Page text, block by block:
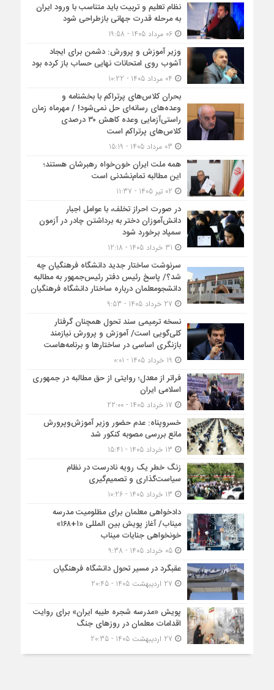
نظام تعلیم و تربیت باید متناسب با ورود ایران
به مرحله قدرت جهانی بازطراحی شود
06 مرداد 1405 - 19:58
وزیر آموزش و پرورش: دشمن برای ایجاد
آشوب روی امتحانات نهایی حساب باز کرده بود
بحران کلاس‌های پرتراکم با بخشنامه و
وعده‌های رسانه‌ای حل نمی‌شود! / مهرماه زمان
راستی‌آزمایی وعده کاهش ۳۰ درصدی
کلاس‌های پرتراکم است
همه ملت ایران خون‌خواه رهبرشان هستند؛
این مطالبه تمام‌نشدنی است
در صورت احراز تخلف، با عوامل اجبار
دانش‌آموزان دختر به برداشتن چادر در آزمون
سمپاد برخورد شود
سرنوشت ساختار جدید دانشگاه فرهنگیان چه
شد؟/ پاسخ رئیس دفتر رئیس‌جمهور به مطالبه
دانشجومعلمان درباره ساختار دانشگاه فرهنگیان
نسخه ترمیمی سند تحول همچنان گرفتار
کلی‌گویی است/ آموزش و پرورش نیازمند
بازنگری اساسی در ساختارها و برنامه‌هاست
فراتر از معدل؛ روایتی از حق مطالبه در جمهوری
اسلامی ایران
خسروپناه: عدم حضور وزیر آموزش‌وپرورش
مانع بررسی مصوبه کنکور شد
زنگ خطر یک رویه نادرست در نظام
سیاست‌گذاری و تصمیم‌گیری
دادخواهی معلمان برای مظلومیت مدرسه
میناب/ آغاز پویش بین المللی «۱+۱۶۸»
خونخواهی جنایات میناب
05 خرداد 1405 - 9:38
عقبگرد در مسیر تحول دانشگاه فرهنگیان
پویش «مدرسه شجره طیبه ایران» برای روایت
اقدامات معلمان در روزهای جنگ